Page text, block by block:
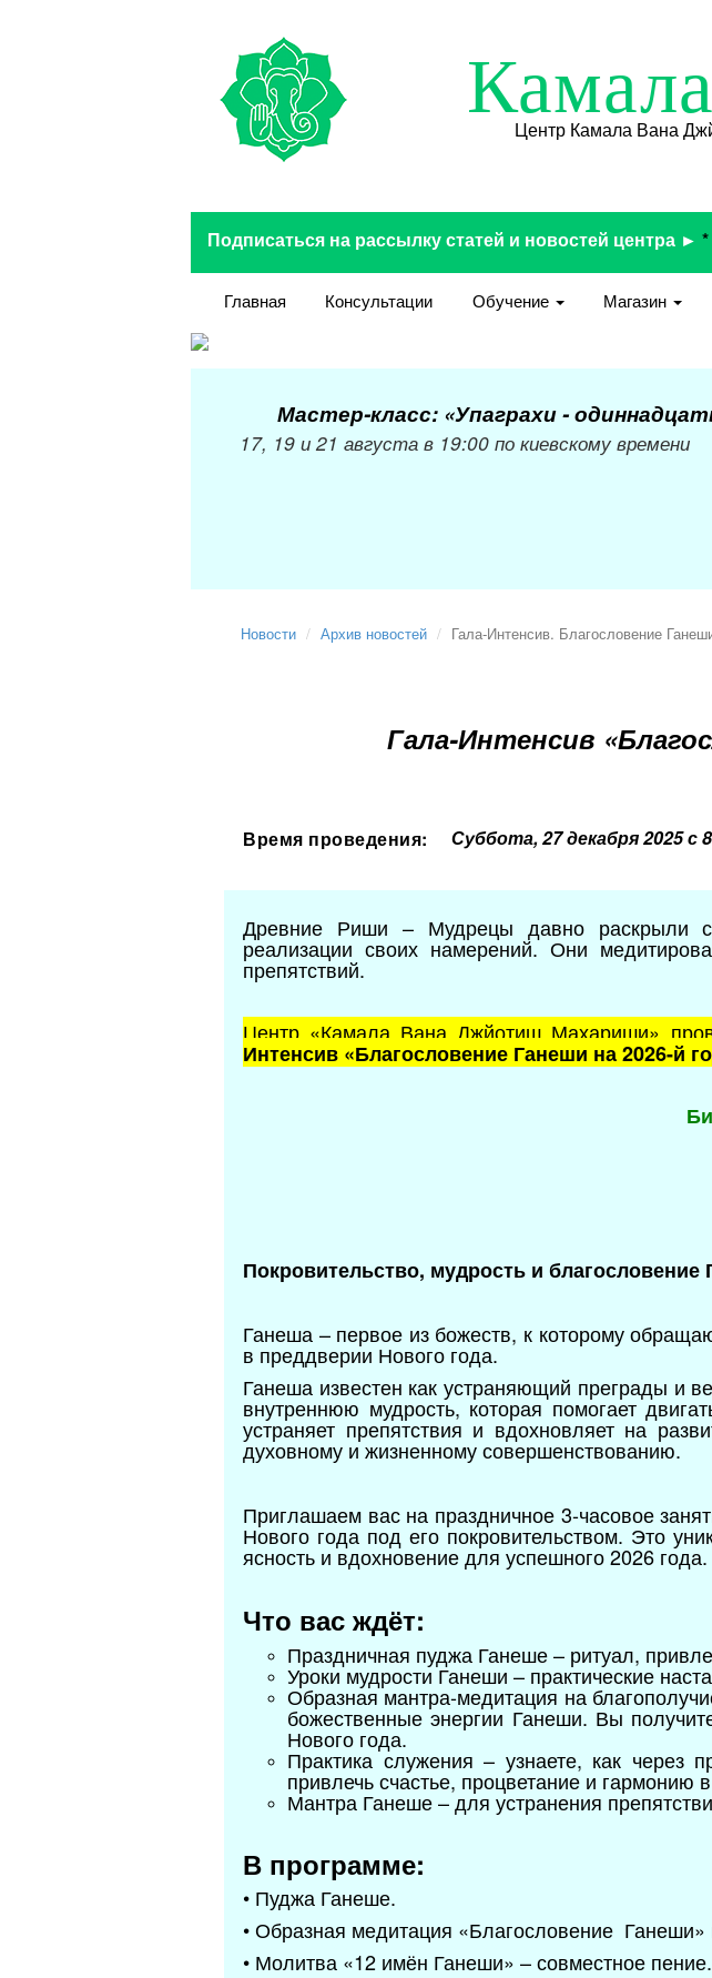
Центр Камала Вана
Подписаться на рассылку статей и новостей центра ► *
Главная Консультации Обучение Магазин
Мастер-класс: «Упаграхи -
17, 19 и 21 августа в 19:00 по киевскому времени
Новости Архив новостей Гала-Интенсив. Благословение
Гала-Интенсив «
Время проведения: Суббота, 27 декабря 2025 с
Древние Риши – Мудрецы давно раскрыли
реализации своих намерений. Они
препятствий.
Центр «Камала Вана Джйотиш Махариши»
Интенсив «Благословение Ганеши на 2026-й
Покровительство, мудрость и благословение
Ганеша – первое из божеств, к которому
в преддверии Нового года.
Ганеша известен как устраняющий преграды и
внутреннюю мудрость, которая помогает
устраняет препятствия и вдохновляет на
духовному и жизненному совершенствованию.
Приглашаем вас на праздничное 3-часовое
Нового года под его покровительством. Это
ясность и вдохновение для успешного 2026 года.
Что вас ждёт:
Праздничная пуджа Ганеше – ритуал,
Уроки мудрости Ганеши – практические
Образная мантра-медитация на
божественные энергии Ганеши. Вы
Нового года.
Практика служения – узнаете, как через
привлечь счастье, процветание и гармонию
Мантра Ганеше – для устранения
В программе:
• Пуджа Ганеше.
•Образная медитация «Благословение Ганеши»
• Молитва «12 имён Ганеши» – совместное пение.